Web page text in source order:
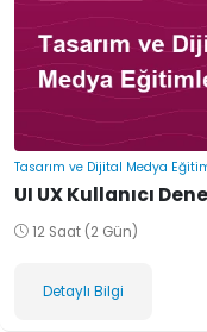
Tasarım ve Dijital Medya
UI UX Kullanıcı
12 Saat (2 Gün)
Detaylı Bilgi